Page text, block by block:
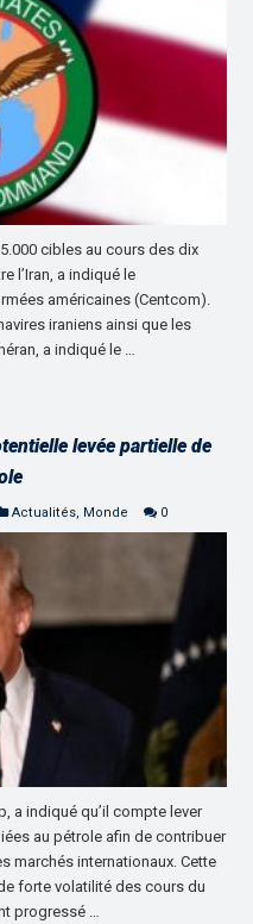
cibles au cours des dix
l’Iran, a indiqué le
américaines (Centcom).
iraniens ainsi que les
a indiqué le …
levée partielle de
Actualités Monde 0
a indiqué qu’il compte lever
au pétrole afin de contribuer
marchés internationaux. Cette
forte volatilité des cours du
progressé …